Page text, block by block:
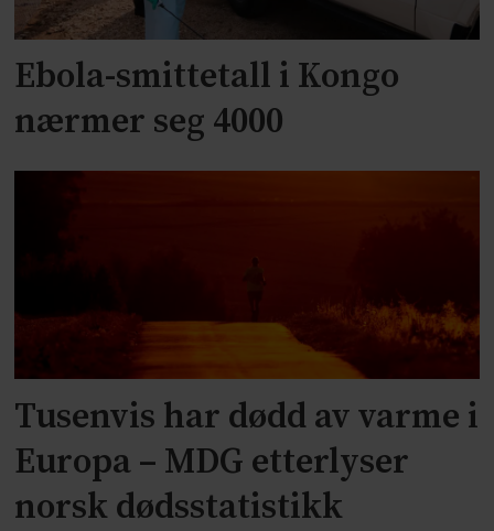
Ebola-smittetall i Kongo
nærmer seg 4000
Tusenvis har dødd av varme i
Europa – MDG etterlyser
norsk dødsstatistikk